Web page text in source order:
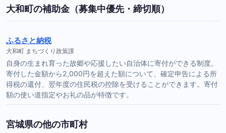
大和町の補助金（募集中優先・締切順）
ふるさと納税
大和町 まちづくり政策課
自身の生まれ育った故郷や応援したい自治体に寄付ができる制度。
寄付した金額から2,000円を超えた額について、確定申告による所
得税の還付、翌年度の住民税の控除を受けることができます。寄付
額の使い道指定やお礼の品が特徴です。
宮城県の他の市町村